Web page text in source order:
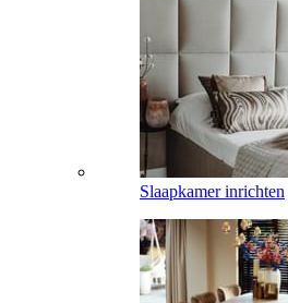
Slaapkamer inrichten